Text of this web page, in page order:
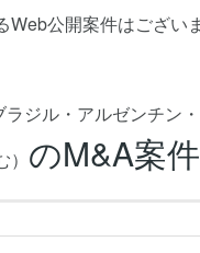
公開案件はござい
ラジル・アルゼンチン
のM&A案